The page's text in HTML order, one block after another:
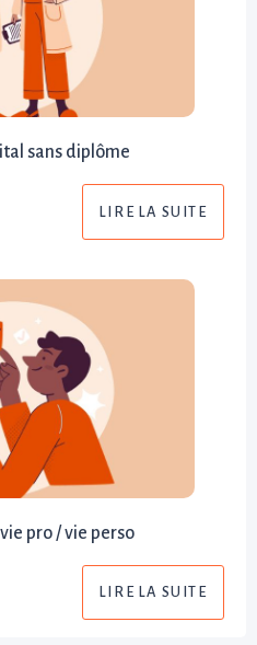
sans diplôme
LIRE LA SUITE
pro / vie perso
LIRE LA SUITE